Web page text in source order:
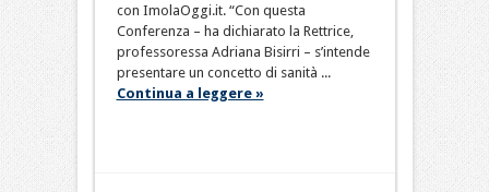
con ImolaOggi.it. “Con questa
Conferenza – ha dichiarato la Rettrice,
professoressa Adriana Bisirri – s’intende
presentare un concetto di sanità ...
Continua a leggere »